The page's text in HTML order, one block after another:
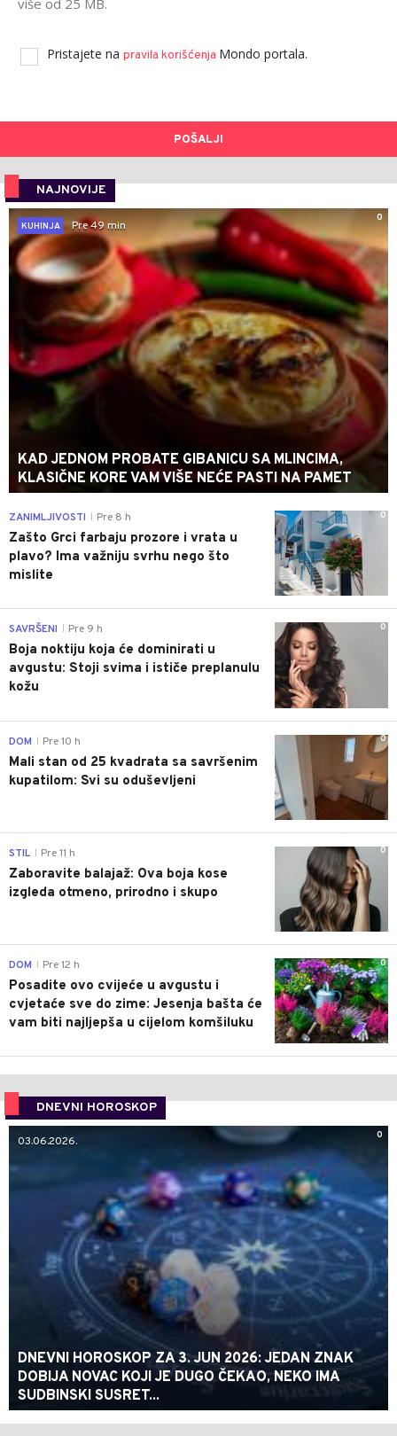
više od 25 MB.
Pristajete na pravila korišćenja Mondo portala.
POŠALJI
NAJNOVIJE
0
KUHINJA
Pre 49 min
KAD JEDNOM PROBATE GIBANICU SA MLINCIMA,
KLASIČNE KORE VAM VIŠE NEĆE PASTI NA PAMET
0
ZANIMLJIVOSTI Pre 8 h
Zašto Grci farbaju prozore i vrata u
plavo? Ima važniju svrhu nego što
mislite
0
SAVRŠENI Pre 9 h
Boja noktiju koja će dominirati u
avgustu: Stoji svima i ističe preplanulu
kožu
0
DOM Pre 10 h
Mali stan od 25 kvadrata sa savršenim
kupatilom: Svi su oduševljeni
0
STIL Pre 11 h
Zaboravite balajaž: Ova boja kose
izgleda otmeno, prirodno i skupo
0
DOM Pre 12 h
Posadite ovo cvijeće u avgustu i
cvjetaće sve do zime: Jesenja bašta će
vam biti najljepša u cijelom komšiluku
DNEVNI HOROSKOP
0
03.06.2026.
DNEVNI HOROSKOP ZA 3. JUN 2026: JEDAN ZNAK
DOBIJA NOVAC KOJI JE DUGO ČEKAO, NEKO IMA
SUDBINSKI SUSRET...